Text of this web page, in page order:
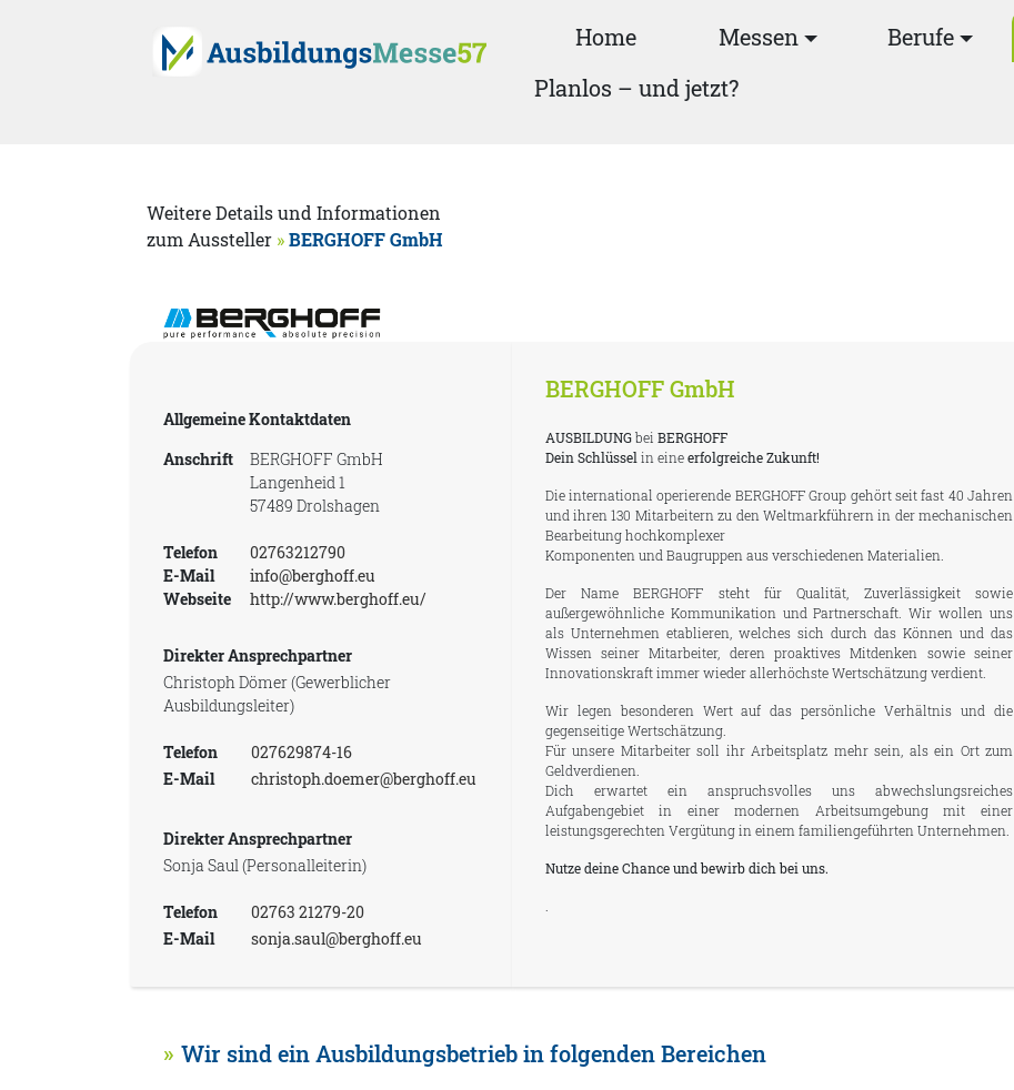
Home Messen Berufe
Planlos – und jetzt?
Weitere Details und Informationen
zum Aussteller »BERGHOFF GmbH
Allgemeine Kontaktdaten
Anschrift
BERGHOFF GmbH
Langenheid 1
57489 Drolshagen
Telefon
02763212790
E-Mail
info@berghoff.eu
Webseite
http://www.berghoff.eu/
Direkter Ansprechpartner
Christoph Dömer (Gewerblicher
Ausbildungsleiter)
Telefon
027629874-16
E-Mail
christoph.doemer@berghoff.eu
Direkter Ansprechpartner
Sonja Saul (Personalleiterin)
Telefon
02763 21279-20
E-Mail
sonja.saul@berghoff.eu
BERGHOFF GmbH
AUSBILDUNGbei BERGHOFF
Dein Schlüssel in eineerfolgreiche Zukunft!
Die international operierende BERGHOFF Group gehört seit fast 40 Jahren
und ihren 130 Mitarbeitern zu den Weltmarkführern in der mechanischen
Bearbeitung hochkomplexer
Komponenten und Baugruppen aus verschiedenen Materialien.
Der Name BERGHOFF steht für Qualität, Zuverlässigkeit sowie
außergewöhnliche Kommunikation und Partnerschaft. Wir wollen uns
als Unternehmen etablieren, welches sich durch das Können und das
Wissen seiner Mitarbeiter, deren proaktives Mitdenken sowie seiner
Innovationskraft immer wieder allerhöchste Wertschätzung verdient.
Wir legen besonderen Wert auf das persönliche Verhältnis und die
gegenseitige Wertschätzung.
Für unsere Mitarbeiter soll ihr Arbeitsplatz mehr sein, als ein Ort zum
Geldverdienen.
Dich erwartet ein anspruchsvolles uns abwechslungsreiches
Aufgabengebiet in einer modernen Arbeitsumgebung mit einer
leistungsgerechten Vergütung in einem familiengeführten Unternehmen.
Nutze deine Chance und bewirb dich bei uns.
Wir sind ein Ausbildungsbetrieb in folgenden Bereichen